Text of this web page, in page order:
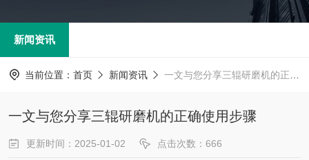
新闻资讯
当前位置： 首页 新闻资讯 一文与您分享三辊研磨机的正确使用步骤
一文与您分享三辊研磨机的正确使用步骤
更新时间：2025-01-02 点击次数：666